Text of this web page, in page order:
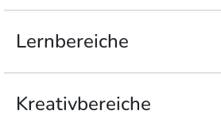
Lernbereiche
Kreativbereiche